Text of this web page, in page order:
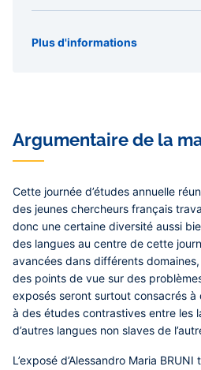
Plus d'informations
Argumentaire de la
Cette journée d’études annuelle
des jeunes chercheurs français
donc une certaine diversité aussi
des langues au centre de cette
avancées dans différents
des points de vue sur des
exposés seront surtout consacrés
à des études contrastives entre les
d’autres langues non slaves de
L’exposé d’Alessandro Maria